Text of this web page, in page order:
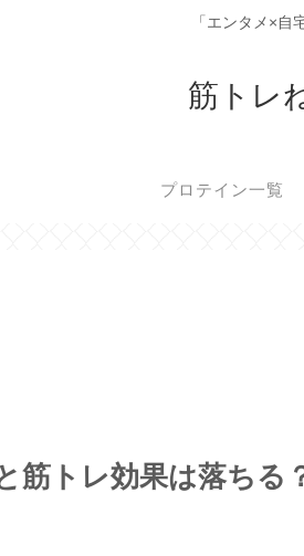
「エンタメ×
筋トレ
プロテイン一覧
筋トレ効果は落ちる